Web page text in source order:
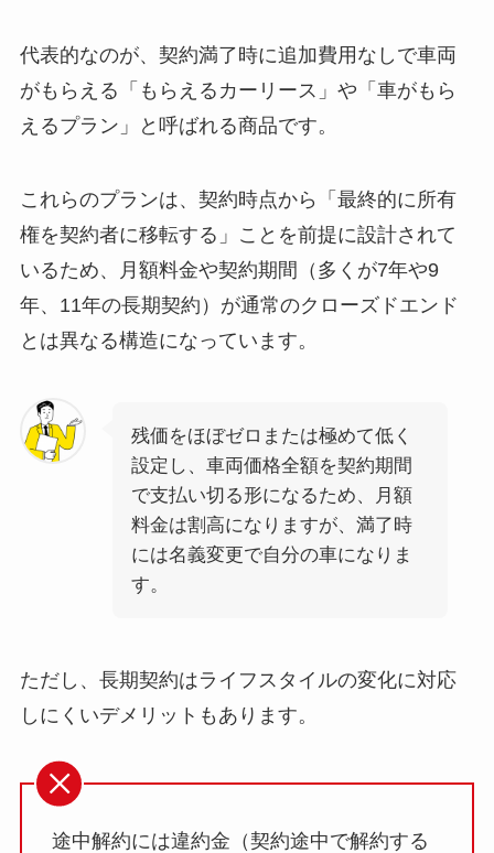
代表的なのが、契約満了時に追加費用なしで車両
がもらえる「もらえるカーリース」や「車がもら
えるプラン」と呼ばれる商品です。
これらのプランは、契約時点から「最終的に所有
権を契約者に移転する」ことを前提に設計されて
いるため、月額料金や契約期間（多くが7年や9
年、11年の長期契約）が通常のクローズドエンド
とは異なる構造になっています。
残価をほぼゼロまたは極めて低く
設定し、車両価格全額を契約期間
で支払い切る形になるため、月額
料金は割高になりますが、満了時
には名義変更で自分の車になりま
す。
ただし、長期契約はライフスタイルの変化に対応
しにくいデメリットもあります。
途中解約には違約金（契約途中で解約する